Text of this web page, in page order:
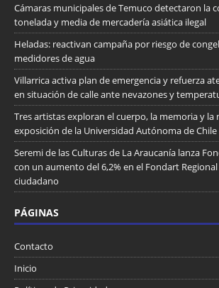
Cámaras municipales de Temuco detectaron la
tonelada y media de mercadería asiática ilegal
Heladas: reactivan campaña por riesgo de
medidores de agua
Villarrica activa plan de emergencia y refuerza
en situación de calle ante nevazones y
Tres artistas exploran el cuerpo, la memoria y la
exposición de la Universidad Autónoma de Chile
Seremi de las Culturas de La Araucanía lanza
con un aumento del 6,2% en el Fondart
ciudadano
PÁGINAS
Contacto
Inicio